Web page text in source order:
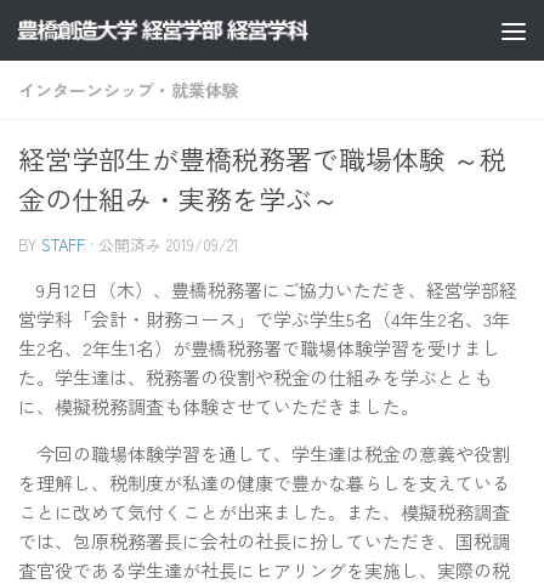
コンテンツへスキップ
インターンシップ・就業体験
経営学部生が豊橋税務署で職場体験 ～税
金の仕組み・実務を学ぶ～
BY STAFF · 公開済み 2019/09/21
9月12日（木）、豊橋税務署にご協力いただき、経営学部経
営学科「会計・財務コース」で学ぶ学生5名（4年生2名、3年
生2名、2年生1名）が豊橋税務署で職場体験学習を受けまし
た。学生達は、税務署の役割や税金の仕組みを学ぶととも
に、模擬税務調査も体験させていただきました。
今回の職場体験学習を通して、学生達は税金の意義や役割
を理解し、税制度が私達の健康で豊かな暮らしを支えている
ことに改めて気付くことが出来ました。また、模擬税務調査
では、包原税務署長に会社の社長に扮していただき、国税調
査官役である学生達が社長にヒアリングを実施し、実際の税